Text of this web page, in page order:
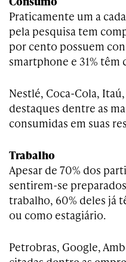
Praticamente um a
pela pesquisa tem
por cento possuem
smartphone e 31% têm
Nestlé, Coca-Cola,
destaques dentre as
consumidas em suas
Trabalho
Apesar de 70% dos
sentirem-se
trabalho, 60% deles já
ou como estagiário.
Petrobras, Google,